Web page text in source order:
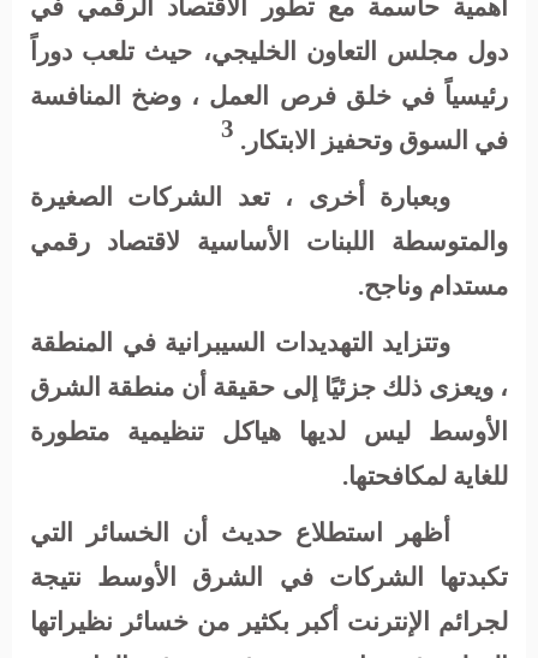
أهمية حاسمة مع تطور الاقتصاد الرقمي في
دول مجلس التعاون الخليجي، حيث تلعب دوراً
رئيسياً في خلق فرص العمل ، وضخ المنافسة
في السوق وتحفيز الابتكار. 3
وبعبارة أخرى ، تعد الشركات الصغيرة
والمتوسطة اللبنات الأساسية لاقتصاد رقمي
مستدام وناجح.
وتتزايد التهديدات السيبرانية في المنطقة
، ويعزى ذلك جزئيًا إلى حقيقة أن منطقة الشرق
الأوسط ليس لديها هياكل تنظيمية متطورة
للغاية لمكافحتها.
أظهر استطلاع حديث أن الخسائر التي
تكبدتها الشركات في الشرق الأوسط نتيجة
لجرائم الإنترنت أكبر بكثير من خسائر نظيراتها